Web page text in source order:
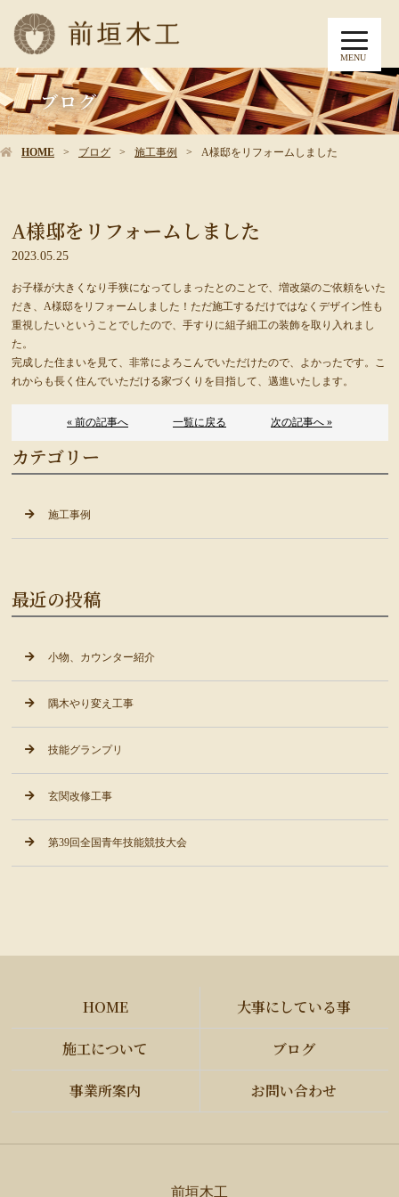
MENU
ブログ
HOME ブログ 施工事例 A様邸をリフォームしました
A様邸をリフォームしました
2023.05.25
お子様が大きくなり手狭になってしまったとのことで、増改築のご依頼をいた
だき、A様邸をリフォームしました！ただ施工するだけではなくデザイン性も
重視したいということでしたので、手すりに組子細工の装飾を取り入れまし
た。
完成した住まいを見て、非常によろこんでいただけたので、よかったです。こ
れからも長く住んでいただける家づくりを目指して、邁進いたします。
« 前の記事へ 一覧に戻る 次の記事へ »
カテゴリー
施工事例
最近の投稿
小物、カウンター紹介
隅木やり変え工事
技能グランプリ
玄関改修工事
第39回全国青年技能競技大会
HOME 大事にしている事
施工について ブログ
事業所案内 お問い合わせ
前垣木工